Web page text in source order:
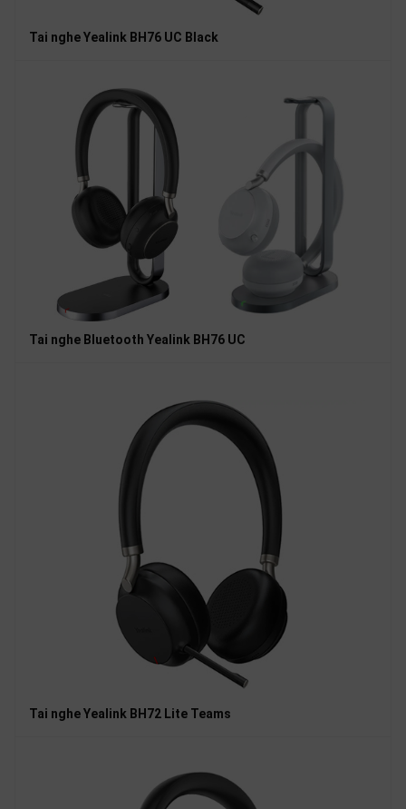
Tai nghe Yealink BH76 UC Black
Tai nghe Bluetooth Yealink BH76 UC
Tai nghe Yealink BH72 Lite Teams